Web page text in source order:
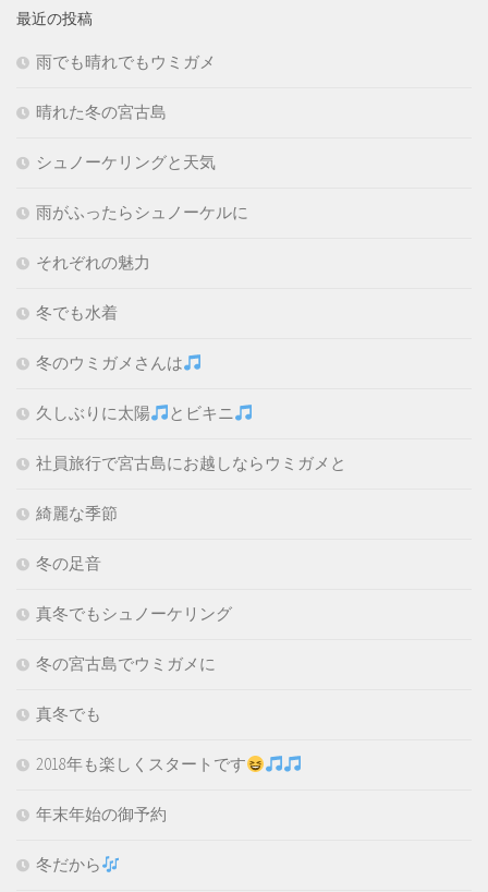
最近の投稿
雨でも晴れでもウミガメ
晴れた冬の宮古島
シュノーケリングと天気
雨がふったらシュノーケルに
それぞれの魅力
冬でも水着
冬のウミガメさんは
久しぶりに太陽 とビキニ
社員旅行で宮古島にお越しならウミガメと
綺麗な季節
冬の足音
真冬でもシュノーケリング
冬の宮古島でウミガメに
真冬でも
2018年も楽しくスタートです
年末年始の御予約
冬だから